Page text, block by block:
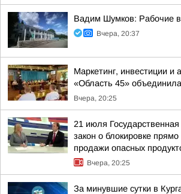
Вадим Шумков: Рабочие
Вчера, 20:37
Маркетинг, инвестиции и
«Область 45»
Вчера, 20:25
21 июля
закон о блокировке прямо
продажи опасных
Вчера, 20:25
За минувшие сутки в